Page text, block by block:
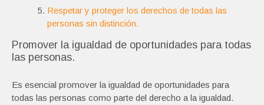
Respetar y proteger los derechos de todas las
personas sin distinción.
Promover la igualdad de oportunidades para todas
las personas.
Es esencial promover la igualdad de oportunidades para
todas las personas como parte del derecho a la igualdad.